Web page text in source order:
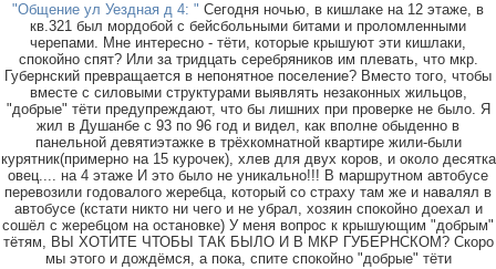
"Общение ул Уездная д 4: " Сегодня ночью, в кишлаке на 12 этаже, в
кв.321 был мордобой с бейсбольными битами и проломленными
черепами. Мне интересно - тёти, которые крышуют эти кишлаки,
спокойно спят? Или за тридцать серебряников им плевать, что мкр.
Губернский превращается в непонятное поселение? Вместо того, чтобы
вместе с силовыми структурами выявлять незаконных жильцов,
"добрые" тёти предупреждают, что бы лишних при проверке не было. Я
жил в Душанбе с 93 по 96 год и видел, как вполне обыденно в
панельной девятиэтажке в трёхкомнатной квартире жили-были
курятник(примерно на 15 курочек), хлев для двух коров, и около десятка
овец.... на 4 этаже И это было не уникально!!! В маршрутном автобусе
перевозили годовалого жеребца, который со страху там же и навалял в
автобусе (кстати никто ни чего и не убрал, хозяин спокойно доехал и
сошёл с жеребцом на остановке) У меня вопрос к крышующим "добрым"
тётям, ВЫ ХОТИТЕ ЧТОБЫ ТАК БЫЛО И В МКР ГУБЕРНСКОМ? Скоро
мы этого и дождёмся, а пока, спите спокойно "добрые" тёти